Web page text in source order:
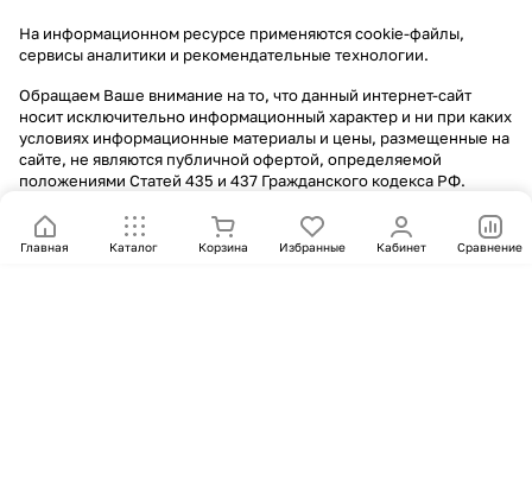
Главная Каталог Корзина Избранные Кабинет Сравнение
На информационном ресурсе применяютсяcookie-файлы,
сервисы аналитики и рекомендательные технологии.
Обращаем Ваше внимание на то, что данный интернет-сайт
носит исключительно информационный характер и ни при каких
условиях информационные материалы и цены, размещенные на
сайте, не являются публичной офертой, определяемой
положениями Статей 435 и 437 Гражданского кодекса РФ.